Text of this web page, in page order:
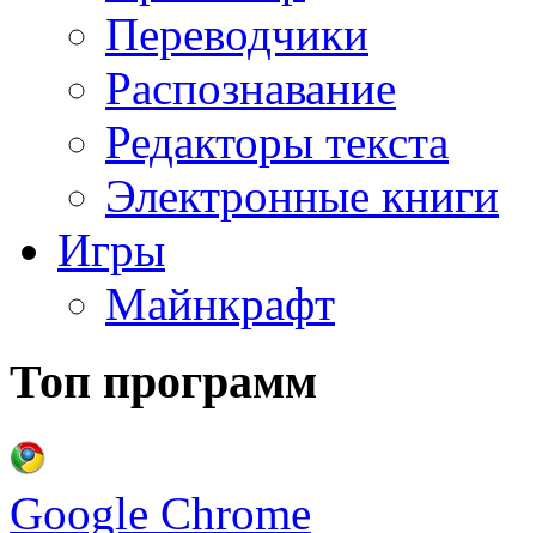
Переводчики
Распознавание
Редакторы текста
Электронные книги
Игры
Майнкрафт
Топ программ
Google Chrome